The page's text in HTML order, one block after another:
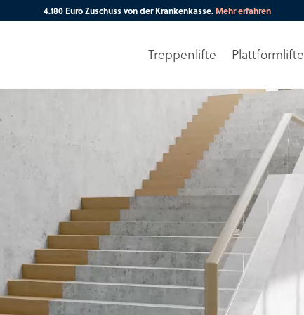
4.180 Euro Zuschuss von der Krankenkasse. Mehr erfahren
Treppenlifte Plattformlifte
Ihre PLZ